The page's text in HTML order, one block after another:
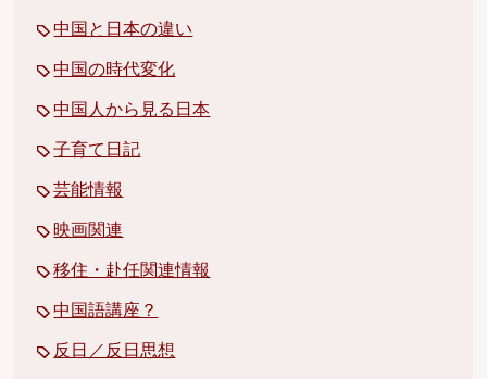
中国と日本の違い
中国の時代変化
中国人から見る日本
子育て日記
芸能情報
映画関連
移住・赴任関連情報
中国語講座？
反日／反日思想